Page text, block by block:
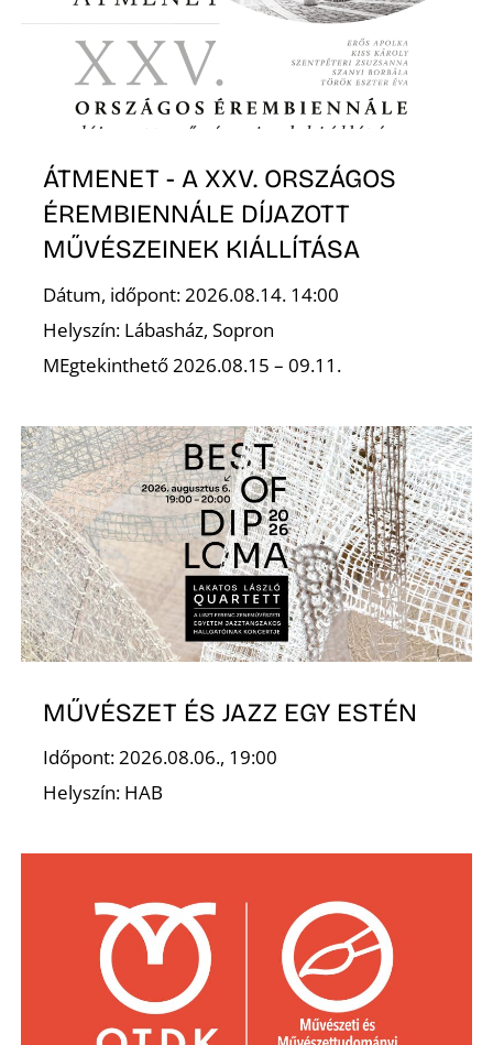
ÁTMENET - A XXV. ORSZÁGOS
ÉREMBIENNÁLE DÍJAZOTT
MŰVÉSZEINEK KIÁLLÍTÁSA
Dátum, időpont: 2026.08.14. 14:00
Helyszín: Lábasház, Sopron
MEgtekinthető 2026.08.15 – 09.11.
MŰVÉSZET ÉS JAZZ EGY ESTÉN
Időpont: 2026.08.06., 19:00
Helyszín: HAB